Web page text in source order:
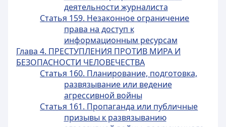
деятельности журналиста
Статья 159. Незаконное ограничение
права на доступ к
информационным ресурсам
Глава 4. ПРЕСТУПЛЕНИЯ ПРОТИВ МИРА И
БЕЗОПАСНОСТИ ЧЕЛОВЕЧЕСТВА
Статья 160. Планирование, подготовка,
развязывание или ведение
агрессивной войны
Статья 161. Пропаганда или публичные
призывы к развязыванию